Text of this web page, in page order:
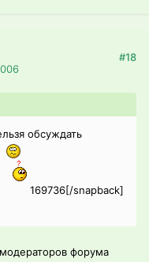
#18
обсуждать
169736[/snapback]
форума